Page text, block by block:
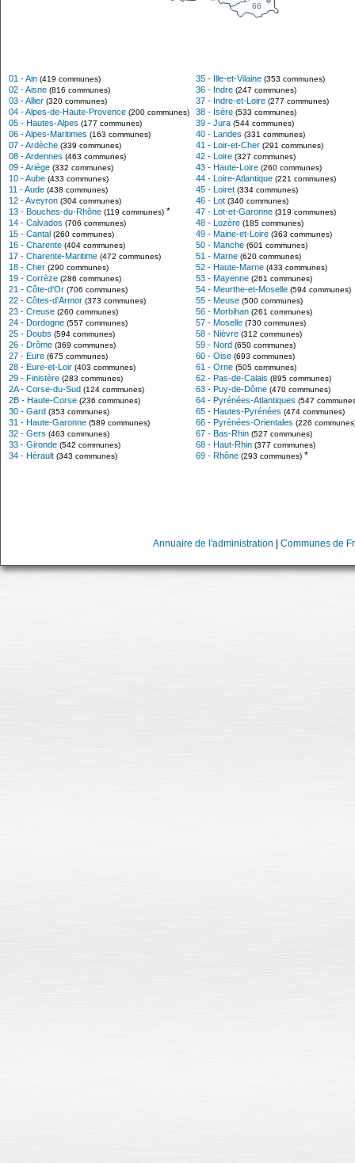
66
01 - Ain (419 communes)
02 - Aisne (816 communes)
03 - Allier (320 communes)
04 - Alpes-de-Haute-Provence (200 communes)
05 - Hautes-Alpes (177 communes)
06 - Alpes-Maritimes (163 communes)
07 - Ardèche (339 communes)
08 - Ardennes (463 communes)
09 - Ariège (332 communes)
10 - Aube (433 communes)
11 - Aude (438 communes)
12 - Aveyron (304 communes)
13 - Bouches-du-Rhône (119 communes) *
14 - Calvados (706 communes)
15 - Cantal (260 communes)
16 - Charente (404 communes)
17 - Charente-Maritime (472 communes)
18 - Cher (290 communes)
19 - Corrèze (286 communes)
21 - Côte-d'Or (706 communes)
22 - Côtes-d'Armor (373 communes)
23 - Creuse (260 communes)
24 - Dordogne (557 communes)
25 - Doubs (594 communes)
26 - Drôme (369 communes)
27 - Eure (675 communes)
28 - Eure-et-Loir (403 communes)
29 - Finistère (283 communes)
2A - Corse-du-Sud (124 communes)
2B - Haute-Corse (236 communes)
30 - Gard (353 communes)
31 - Haute-Garonne (589 communes)
32 - Gers (463 communes)
33 - Gironde (542 communes)
34 - Hérault (343 communes)
35 - Ille-et-Vilaine (353 communes)
36 - Indre (247 communes)
37 - Indre-et-Loire (277 communes)
38 - Isère (533 communes)
39 - Jura (544 communes)
40 - Landes (331 communes)
41 - Loir-et-Cher (291 communes)
42 - Loire (327 communes)
43 - Haute-Loire (260 communes)
44 - Loire-Atlantique (221 communes)
45 - Loiret (334 communes)
46 - Lot (340 communes)
47 - Lot-et-Garonne (319 communes)
48 - Lozère (185 communes)
49 - Maine-et-Loire (363 communes)
50 - Manche (601 communes)
51 - Marne (620 communes)
52 - Haute-Marne (433 communes)
53 - Mayenne (261 communes)
54 - Meurthe-et-Moselle (594 communes)
55 - Meuse (500 communes)
56 - Morbihan (261 communes)
57 - Moselle (730 communes)
58 - Nièvre (312 communes)
59 - Nord (650 communes)
60 - Oise (693 communes)
61 - Orne (505 communes)
62 - Pas-de-Calais (895 communes)
63 - Puy-de-Dôme (470 communes)
64 - Pyrénées-Atlantiques (547
65 - Hautes-Pyrénées (474 communes)
66 - Pyrénées-Orientales (226
67 - Bas-Rhin (527 communes)
68 - Haut-Rhin (377 communes)
69 - Rhône (293 communes) *
Annuaire de l'administration Communes de